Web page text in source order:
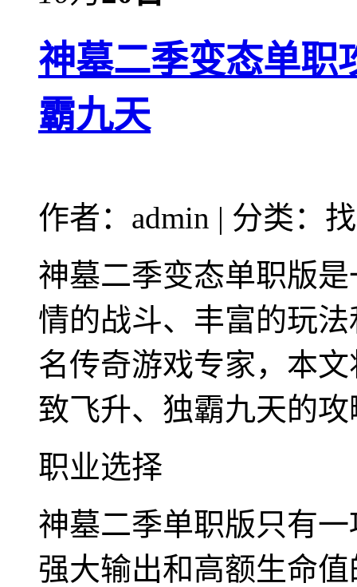
神墓二季变态单职
霸九天
作者：admin | 分类：
神墓二季变态单职版
情的战斗、丰富的玩
名传奇游戏专家，本
致飞升、独霸九天的
职业选择
神墓二季单职版只有
强大输出和高额生命